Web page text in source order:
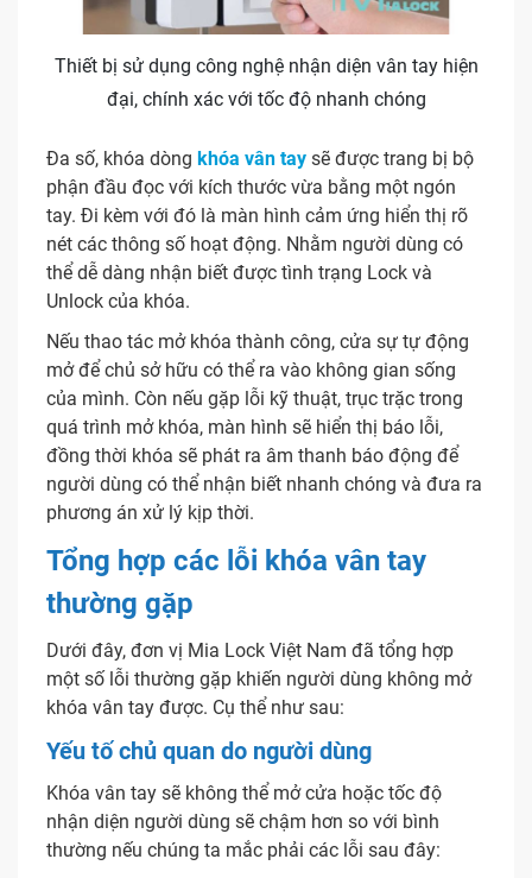
Thiết bị sử dụng công nghệ nhận diện vân tay hiện
đại, chính xác với tốc độ nhanh chóng
Đa số, khóa dòng khóa vân tay sẽ được trang bị bộ
phận đầu đọc với kích thước vừa bằng một ngón
tay. Đi kèm với đó là màn hình cảm ứng hiển thị rõ
nét các thông số hoạt động. Nhằm người dùng có
thể dễ dàng nhận biết được tình trạng Lock và
Unlock của khóa.
Nếu thao tác mở khóa thành công, cửa sự tự động
mở để chủ sở hữu có thể ra vào không gian sống
của mình. Còn nếu gặp lỗi kỹ thuật, trục trặc trong
quá trình mở khóa, màn hình sẽ hiển thị báo lỗi,
đồng thời khóa sẽ phát ra âm thanh báo động để
người dùng có thể nhận biết nhanh chóng và đưa ra
phương án xử lý kịp thời.
Tổng hợp các lỗi khóa vân tay
thường gặp
Dưới đây, đơn vị Mia Lock Việt Nam đã tổng hợp
một số lỗi thường gặp khiến người dùng không mở
khóa vân tay được. Cụ thể như sau:
Yếu tố chủ quan do người dùng
Khóa vân tay sẽ không thể mở cửa hoặc tốc độ
nhận diện người dùng sẽ chậm hơn so với bình
thường nếu chúng ta mắc phải các lỗi sau đây: